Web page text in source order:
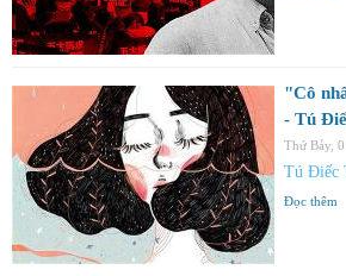
"Cô
- Tú
Thứ Bảy,
Tú Điếc
Đọc thêm